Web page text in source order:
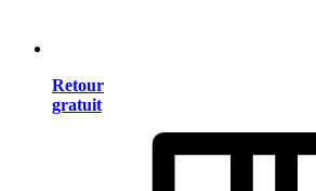
Retour
gratuit